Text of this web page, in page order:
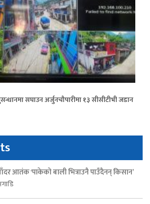
सघाउन अर्जुनचौपारीमा १३ सीसीटीभी जडान
आतंक ‘पाकेको बाली भित्राउनै पाउँदैनन् किसान’